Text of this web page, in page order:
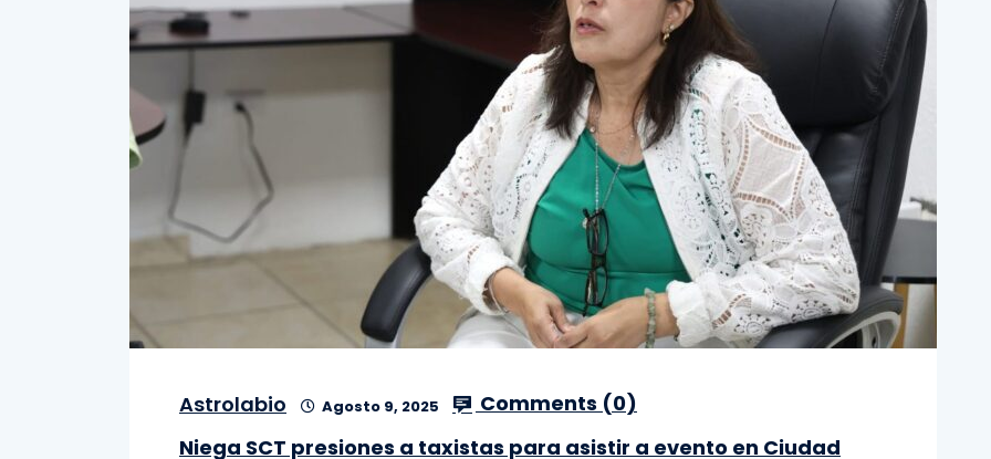
Astrolabio Agosto 9, 2025 Comments (0)
Niega SCT presiones a taxistas para asistir a evento en Ciudad